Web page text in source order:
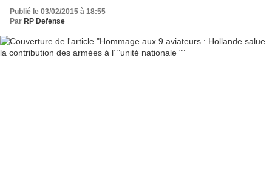
Publié le 03/02/2015 à 18:55
Par RP Defense